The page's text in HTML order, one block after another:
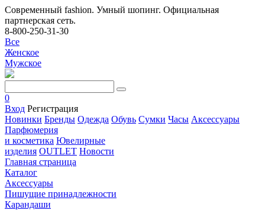
Современный fashion. Умный шопинг. Официальная
партнерская сеть.
8-800-250-31-30
Все
Женское
Мужское
0
Вход Регистрация
Новинки Бренды Одежда Обувь Сумки Часы Аксессуары
Парфюмерия
и косметика Ювелирные
изделия OUTLET Новости
Главная страница
Каталог
Аксессуары
Пишущие принадлежности
Карандаши